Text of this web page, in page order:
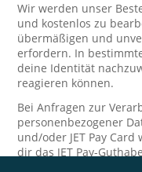
Wir werden unser
und kostenlos zu
übermäßigen und
erfordern. In
deine Identität
reagieren können.
Bei Anfragen zur
personenbezogener
und/oder JET Pay
dir das JET Pay-